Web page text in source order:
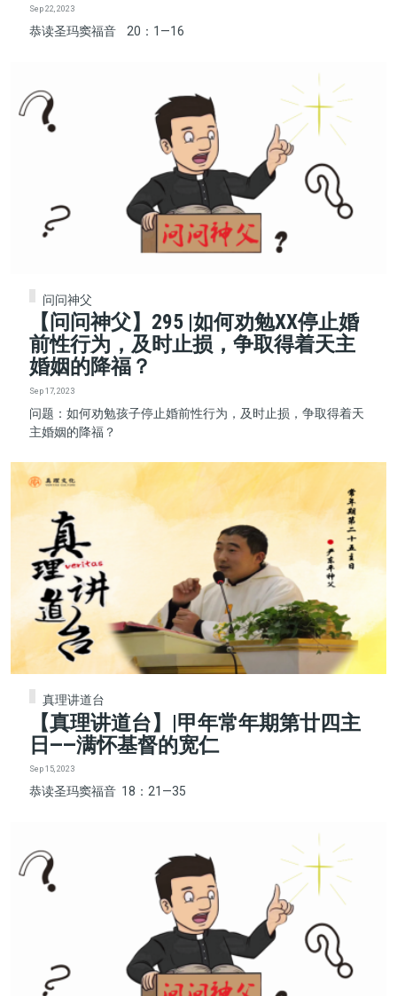
Sep 22, 2023
恭读圣玛窦福音 20：1—16
问问神父
【问问神父】295 |如何劝勉XX停止婚
前性行为，及时止损，争取得着天主
婚姻的降福？
Sep 17, 2023
问题：如何劝勉孩子停止婚前性行为，及时止损，争取得着天
主婚姻的降福？
真理讲道台
【真理讲道台】|甲年常年期第廿四主
日——满怀基督的宽仁
Sep 15, 2023
恭读圣玛窦福音 18：21—35